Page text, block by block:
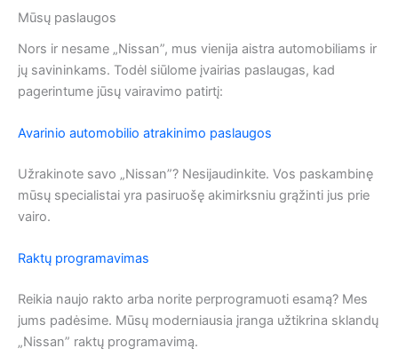
Mūsų paslaugos
Nors ir nesame „Nissan”, mus vienija aistra automobiliams ir
jų savininkams. Todėl siūlome įvairias paslaugas, kad
pagerintume jūsų vairavimo patirtį:
Avarinio automobilio atrakinimo paslaugos
Užrakinote savo „Nissan”? Nesijaudinkite. Vos paskambinę
mūsų specialistai yra pasiruošę akimirksniu grąžinti jus prie
vairo.
Raktų programavimas
Reikia naujo rakto arba norite perprogramuoti esamą? Mes
jums padėsime. Mūsų moderniausia įranga užtikrina sklandų
„Nissan” raktų programavimą.